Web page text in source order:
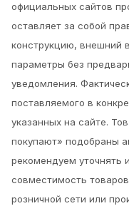
официальных сайтов
оставляет за собой
конструкцию, внешний
параметры без
уведомления.
поставляемого в
указанных на сайте.
покупают» подобраны
рекомендуем уточнять
совместимость
розничной сети или